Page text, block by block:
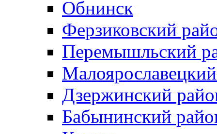
Обнинск
Ферзиковский
Перемышльский
Дзержинский
Бабынинский